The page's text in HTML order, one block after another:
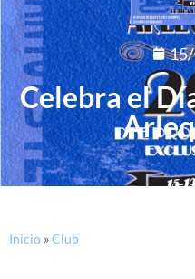
Celebra el
Inicio »Club